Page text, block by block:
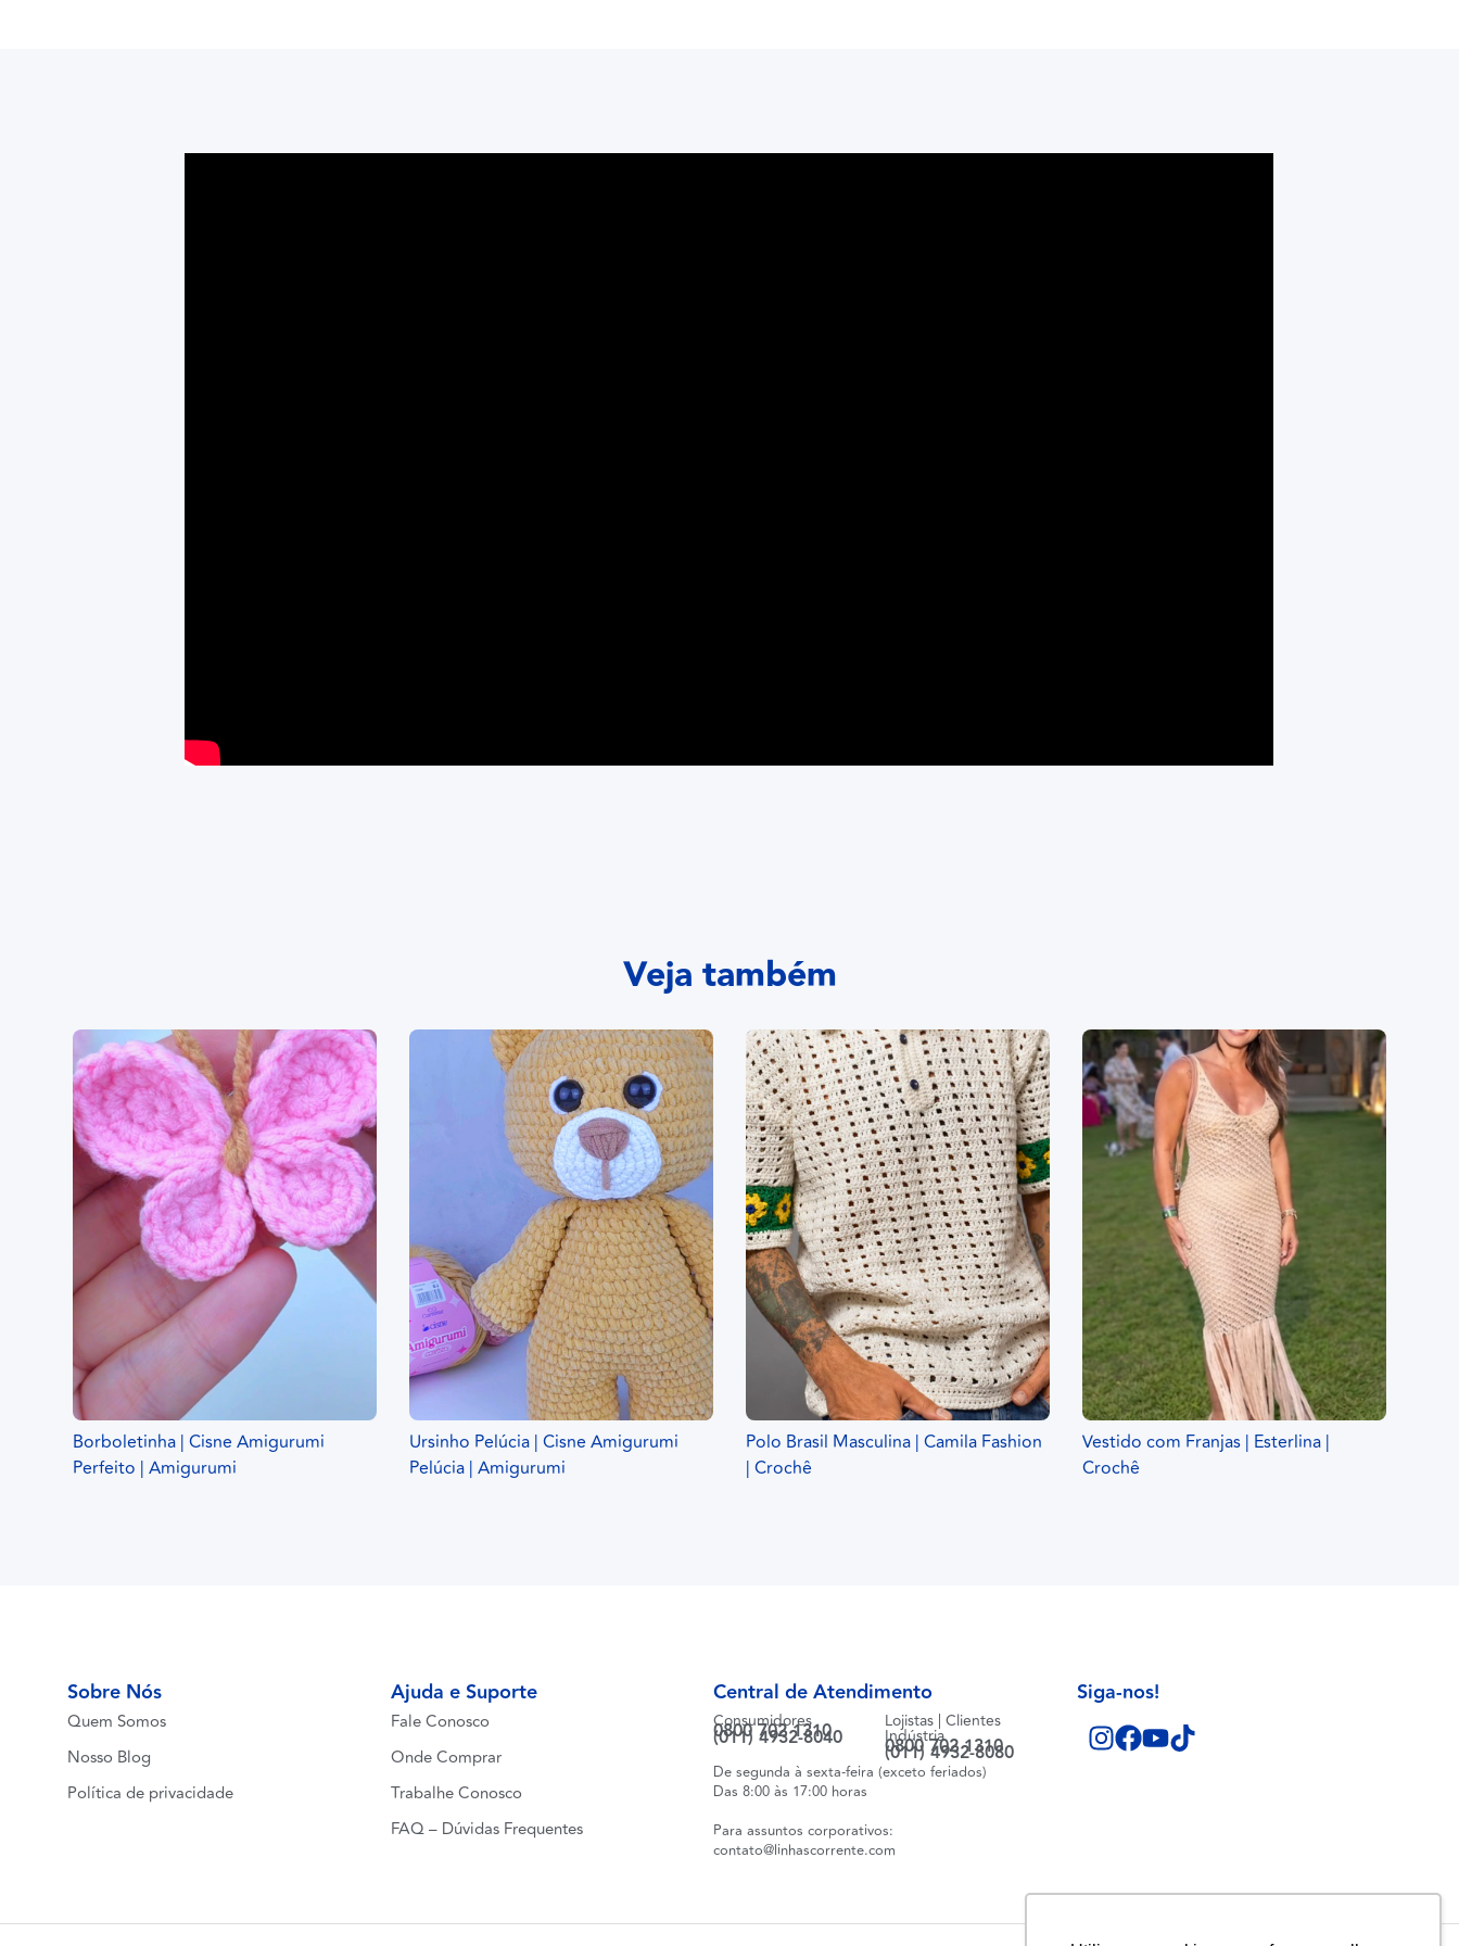
Veja também
Borboletinha | Cisne Amigurumi
Perfeito | Amigurumi
Ursinho Pelúcia | Cisne Amigurumi
Pelúcia | Amigurumi
Polo Brasil Masculina | Camila Fashion
| Crochê
Vestido com Franjas | Esterlina |
Crochê
Sobre Nós
Quem Somos
Nosso Blog
Política de privacidade
Ajuda e Suporte
Fale Conosco
Onde Comprar
Trabalhe Conosco
FAQ – Dúvidas Frequentes
Central de Atendimento
Consumidores
0800 702 1310
(011) 4932-8040
Lojistas | Clientes
Indústria
0800 702 1310
(011) 4932-8080
De segunda à sexta-feira (exceto feriados)
Das 8:00 às 17:00 horas
Para assuntos corporativos:
contato@linhascorrente.com
Siga-nos!